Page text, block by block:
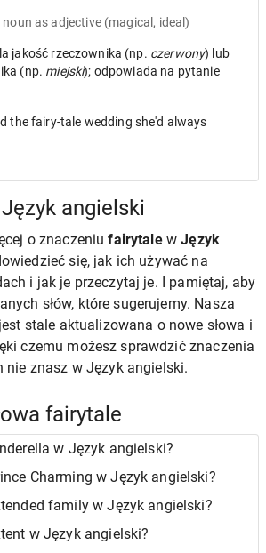
noun as adjective (magical, ideal)
jakość rzeczownika (np. czerwony) lub
(np. miejski); odpowiada na pytanie
the fairy-tale wedding she'd always
angielski
o znaczeniufairytalewJęzyk
się, jak ich używać na
i jak je przeczytaj je. I pamiętaj, aby
słów, które sugerujemy. Nasza
stale aktualizowana o nowe słowa i
czemu możesz sprawdzić znaczenia
nie znasz w Język angielski.
fairytale
w Język angielski?
Charming w Język angielski?
family w Język angielski?
w Język angielski?